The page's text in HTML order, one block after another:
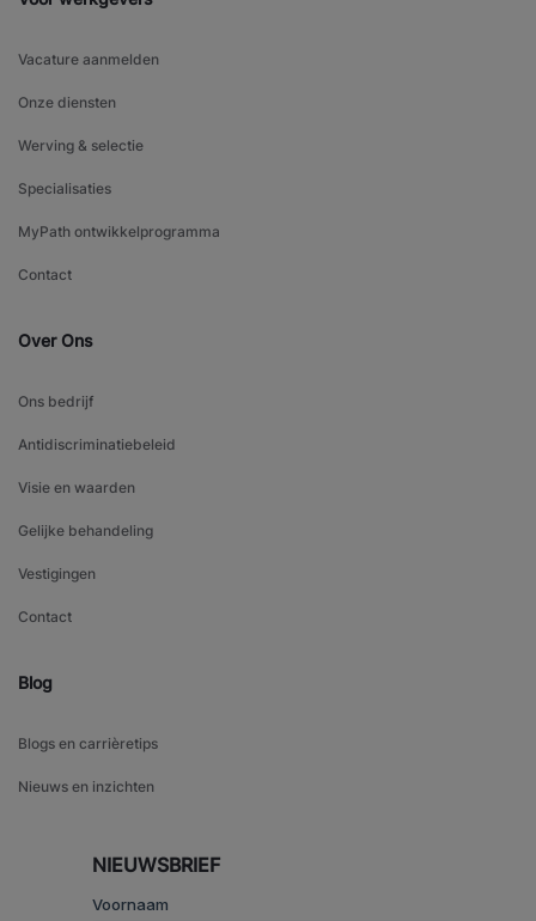
Vacature aanmelden
Onze diensten
Werving & selectie
Specialisaties
MyPath ontwikkelprogramma
Contact
Over Ons
Ons bedrijf
Antidiscriminatiebeleid
Visie en waarden
Gelijke behandeling
Vestigingen
Contact
Blog
Blogs en carrièretips
Nieuws en inzichten
NIEUWSBRIEF